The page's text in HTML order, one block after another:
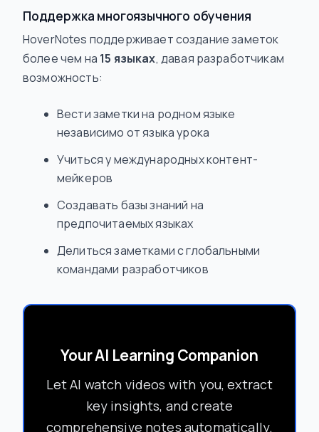
Поддержка многоязычного обучения
HoverNotes поддерживает создание заметок
более чем на 15 языках, давая разработчикам
возможность:
Вести заметки на родном языке
независимо от языка урока
Учиться у международных контент-
мейкеров
Создавать базы знаний на
предпочитаемых языках
Делиться заметками с глобальными
командами разработчиков
Your AI Learning Companion
Let AI watch videos with you, extract
key insights, and create
comprehensive notes automatically.